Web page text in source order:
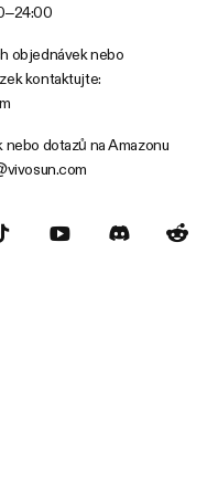
objednávek nebo
kontaktujte:
dotazů na Amazonu